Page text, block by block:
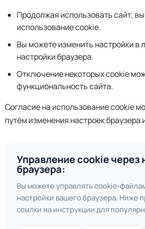
Продолжая использовать сайт,
использование cookie.
Вы можете изменить настройки в
настройки браузера.
Отключение некоторых cookie
функциональность сайта.
Согласие на использование cookie
путём изменения настроек браузера
Управление cookie через
браузера:
Вы можете управлять cookie-
настройки вашего браузера. Ниже
ссылки на инструкции для